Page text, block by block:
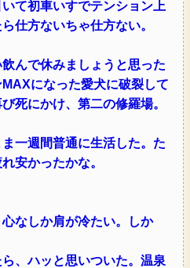
て初車いすでテンション上
仕方ないちゃ仕方ない。
んで休みましょうと思った
になった愛犬に破裂して
死にかけ、第二の修羅場。
一週間普通に生活した。た
安かったかな。
なしか肩が冷たい。しか
、ハッと思いついた。温泉